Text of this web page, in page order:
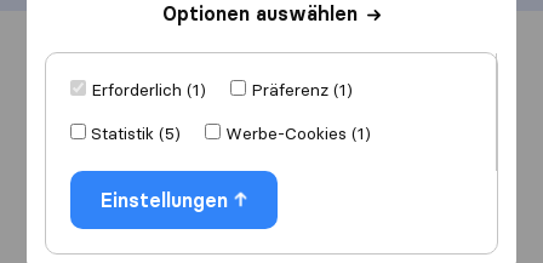
Übersicht Bewertungen Quellen
Optionen auswählen
Erforderlich (1)
Präferenz (1)
Statistik (5)
Werbe-Cookies (1)
Einstellungen